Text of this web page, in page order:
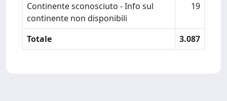
Continente sconosciuto - Info sul
continente non disponibili
19
Totale 3.087